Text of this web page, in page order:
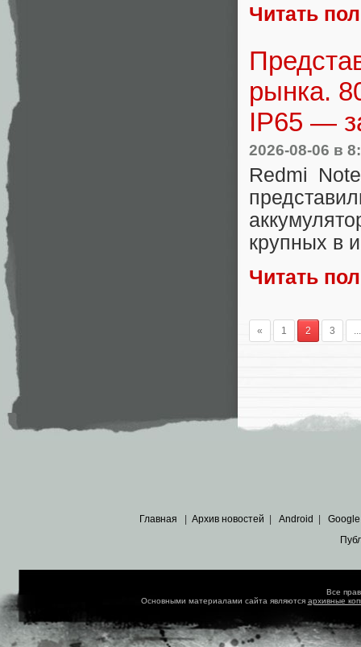
Читать
рынка.
IP65 —
2026-08-06 в
Redmi
крупных в
Читать
« 1 2 3 ...
Главная | Архив новостей | Android | Google
Все
Основными материалами сайта являются архивные